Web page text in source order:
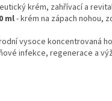
krém, zahřívací a
ml- krém na zápach nohou,
vysoce koncentrovaná
infekce, regenerace a